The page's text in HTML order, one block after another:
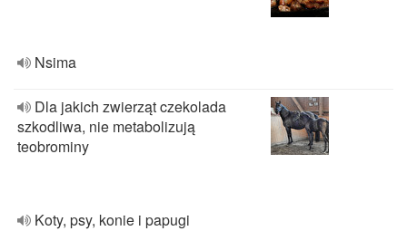
Nsima
Dla jakich zwierząt czekolada
szkodliwa, nie metabolizują
teobrominy
Koty, psy, konie i papugi